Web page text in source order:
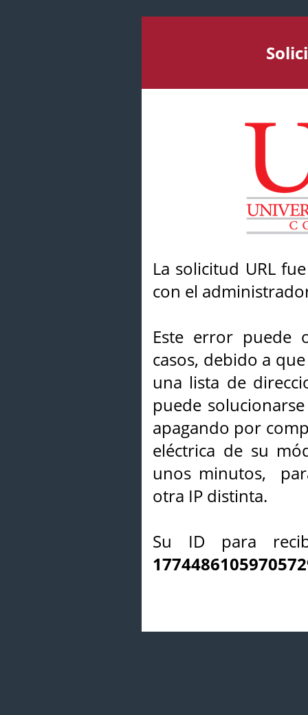
La solicitud URL
con el
Este error puede
casos, debido a
una lista de
puede
apagando por
eléctrica de su
unos minutos,
otra IP distinta.
Su ID para